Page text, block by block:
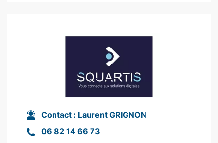
Contact : Laurent GRIGNON
06 82 14 66 73